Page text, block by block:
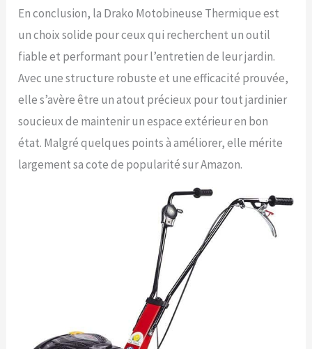
En conclusion, la Drako Motobineuse Thermique est
un choix solide pour ceux qui recherchent un outil
fiable et performant pour l’entretien de leur jardin.
Avec une structure robuste et une efficacité prouvée,
elle s’avère être un atout précieux pour tout jardinier
soucieux de maintenir un espace extérieur en bon
état. Malgré quelques points à améliorer, elle mérite
largement sa cote de popularité sur Amazon.